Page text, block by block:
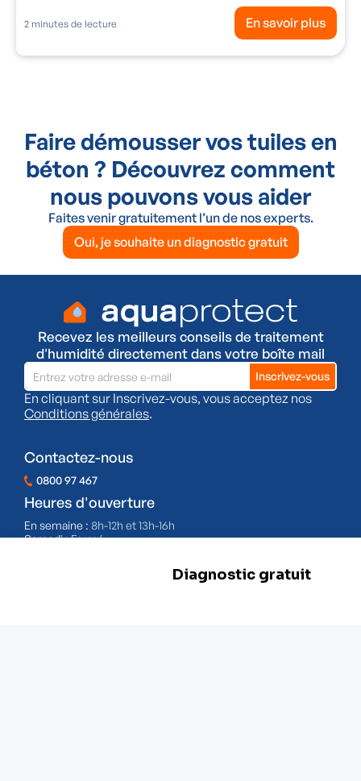
2 minutes de lecture En savoir plus
Faire démousser vos tuiles en
béton ? Découvrez comment
nous pouvons vous aider
Faites venir gratuitement l’un de nos experts.
Oui, je souhaite un diagnostic gratuit
Recevez les meilleurs conseils de traitement
d'humidité directement dans votre boîte mail
En cliquant sur Inscrivez-vous, vous acceptez nos
Conditions générales.
Contactez-nous
0800 97 467
Heures d'ouverture
En semaine : 8h-12h et 13h-16h
Samedi :Fermé